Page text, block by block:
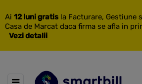
Ai 12 luni gratis la Facturare, Gestiune
Casa de Marcat daca firma se afla in
Vezi detalii